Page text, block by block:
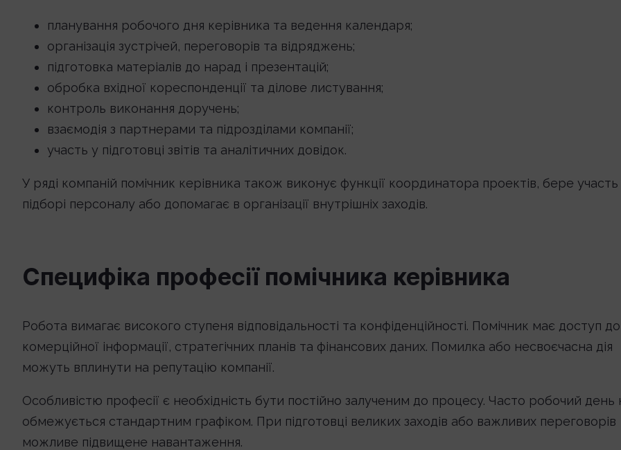
планування робочого дня керівника та ведення календаря;
організація зустрічей, переговорів та відряджень;
підготовка матеріалів до нарад і презентацій;
обробка вхідної кореспонденції та ділове листування;
контроль виконання доручень;
взаємодія з партнерами та підрозділами компанії;
участь у підготовці звітів та аналітичних довідок.
У ряді компаній помічник керівника також виконує функції координатора проектів, бере участь
підборі персоналу або допомагає в організації внутрішніх заходів.
Специфіка професії помічника керівника
Робота вимагає високого ступеня відповідальності та конфіденційності. Помічник має доступ до
комерційної інформації, стратегічних планів та фінансових даних. Помилка або несвоєчасна дія
можуть вплинути на репутацію компанії.
Особливістю професії є необхідність бути постійно залученим до процесу. Часто робочий день
обмежується стандартним графіком. При підготовці великих заходів або важливих переговорів
можливе підвищене навантаження.